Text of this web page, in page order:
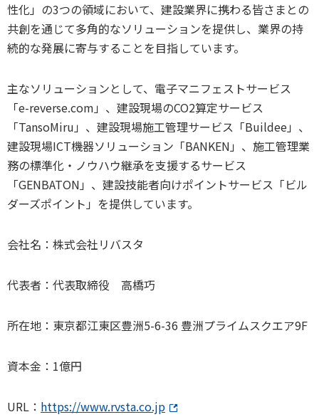
性化」の3つの領域において、建設業界に携わる皆さまとの
共創を通じて多角的なソリューションを提供し、業界の持
続的な発展に寄与することを目指しています。
主なソリューションとして、電子マニフェストサービス
「e-reverse.com」、建設現場のCO2算定サービス
「TansoMiru」、建設現場施工管理サービス「Buildee」、
建設現場ICT機器ソリューション「BANKEN」、施工管理業
務の標準化・ノウハウ継承を支援するサービス
「GENBATON」、建設技能者向けポイントサービス「ビル
ダーズポイント」を提供しています。
会社名：株式会社リバスタ
代表者：代表取締役 高橋巧
所在地：東京都江東区豊洲5-6-36 豊洲プライムスクエア9F
資本金：1億円
URL： https://www.rvsta.co.jp